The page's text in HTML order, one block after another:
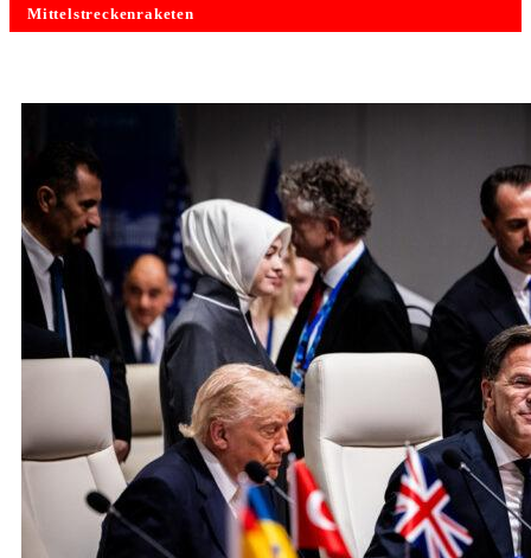
Mittelstreckenraketen